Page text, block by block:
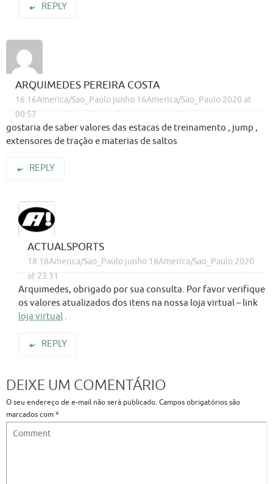
REPLY
ARQUIMEDES PEREIRA COSTA
16 16America/Sao_Paulo junho 16America/Sao_Paulo 2020 at
00:57
gostaria de saber valores das estacas de treinamento , jump ,
extensores de tração e materias de saltos
REPLY
ACTUALSPORTS
18 18America/Sao_Paulo junho 18America/Sao_Paulo 2020
at 23:31
Arquimedes, obrigado por sua consulta. Por favor verifique
os valores atualizados dos itens na nossa loja virtual – link
loja virtual .
REPLY
DEIXE UM COMENTÁRIO
O seu endereço de e-mail não será publicado.Campos obrigatórios são
marcados com*